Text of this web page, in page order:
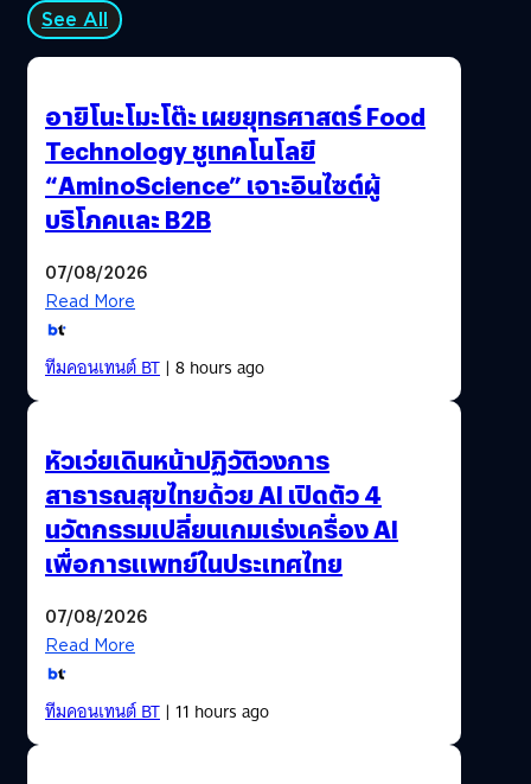
See All
อายิโนะโมะโต๊ะ เผยยุทธศาสตร์ Food
Technology ชูเทคโนโลยี
“AminoScience” เจาะอินไซต์ผู้
บริโภคและ B2B
07/08/2026
Read More
ทีมคอนเทนต์ BT| 8 hours ago
หัวเว่ยเดินหน้าปฏิวัติวงการ
สาธารณสุขไทยด้วย AI เปิดตัว 4
นวัตกรรมเปลี่ยนเกมเร่งเครื่อง AI
เพื่อการแพทย์ในประเทศไทย
07/08/2026
Read More
ทีมคอนเทนต์ BT| 11 hours ago